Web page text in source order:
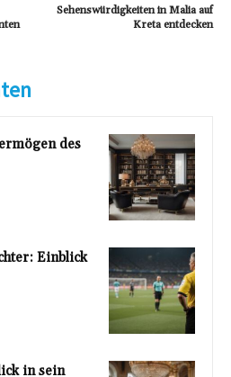
Sehenswürdigkeiten in Malia auf
Kreta entdecken
des
Einblick
in sein